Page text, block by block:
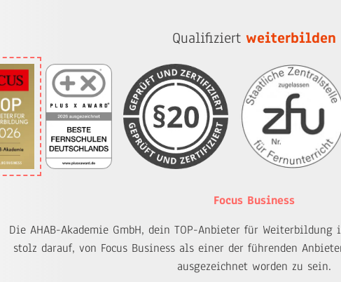
Qualifiziert weiterbilden
Focus Business
Die AHAB-Akademie GmbH, dein TOP-Anbieter für
stolz darauf, von Focus Business als einer der führenden
ausgezeichnet worden zu sein.